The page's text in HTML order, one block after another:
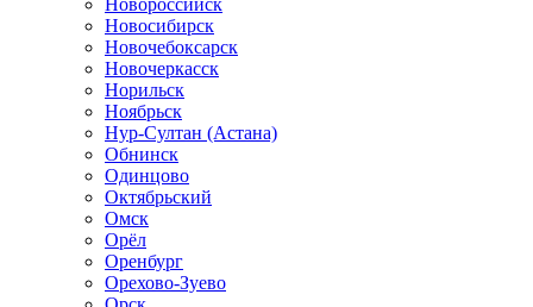
Новороссийск
Новосибирск
Новочебоксарск
Новочеркасск
Норильск
Ноябрьск
Нур-Султан (Астана)
Обнинск
Одинцово
Октябрьский
Омск
Орёл
Оренбург
Орехово-Зуево